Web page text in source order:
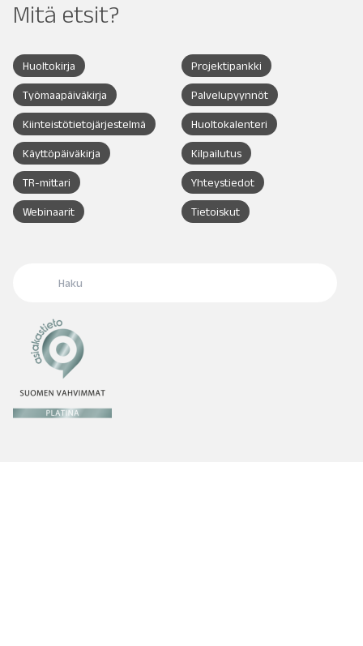
Mitä etsit?
Huoltokirja Projektipankki
Työmaapäiväkirja Palvelupyynnöt
Kiinteistötietojärjestelmä Huoltokalenteri
Käyttöpäiväkirja Kilpailutus
TR-mittari Yhteystiedot
Webinaarit Tietoiskut